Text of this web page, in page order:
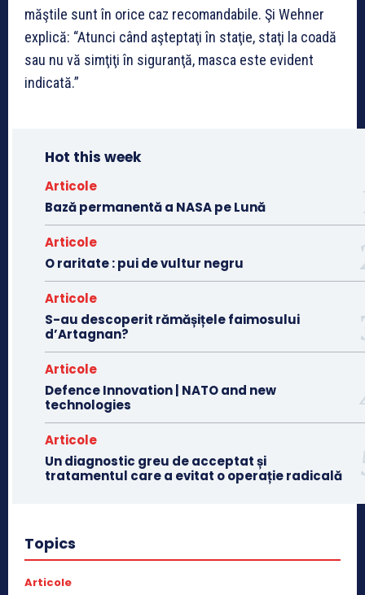
măştile sunt în orice caz recomandabile. Şi Wehner
explică: “Atunci când aşteptaţi în staţie, staţi la coadă
sau nu vă simţiţi în siguranţă, masca este evident
indicată.”
Hot this week
Articole
Bază permanentă a NASA pe Lună
Articole
O raritate : pui de vultur negru
Articole
S-au descoperit rămășițele faimosului
d’Artagnan?
Articole
Defence Innovation | NATO and new
technologies
Articole
Un diagnostic greu de acceptat și
tratamentul care a evitat o operație radicală
Topics
Articole